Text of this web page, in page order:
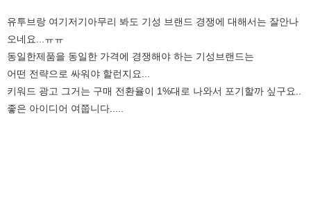
유투브랑 여기저기아무리 봐도 기성 브랜드 경쟁에 대해서는 잘안나
오네요...ㅠㅠ
동일한제품을 동일한 가격에 경쟁해야 하는 기성브랜드는
어떤 전략으로 싸워야 할런지요...
키워드 광고 그거는 구매 전환율이 1%대로 나와서 포기할까 싶구요..
좋은 아이디어 여쭙니다.....